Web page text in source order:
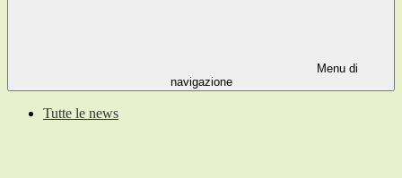
Menu di
navigazione
Tutte le news